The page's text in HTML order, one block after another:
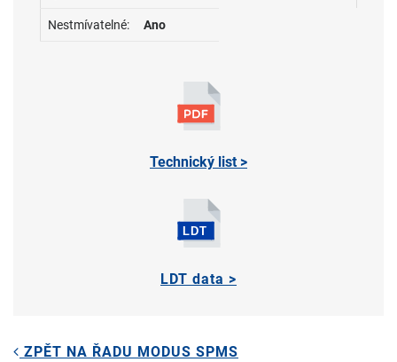
Nestmívatelné: Ano
Technický list >
LDT data >
ZPĚT NA ŘADU MODUS SPMS